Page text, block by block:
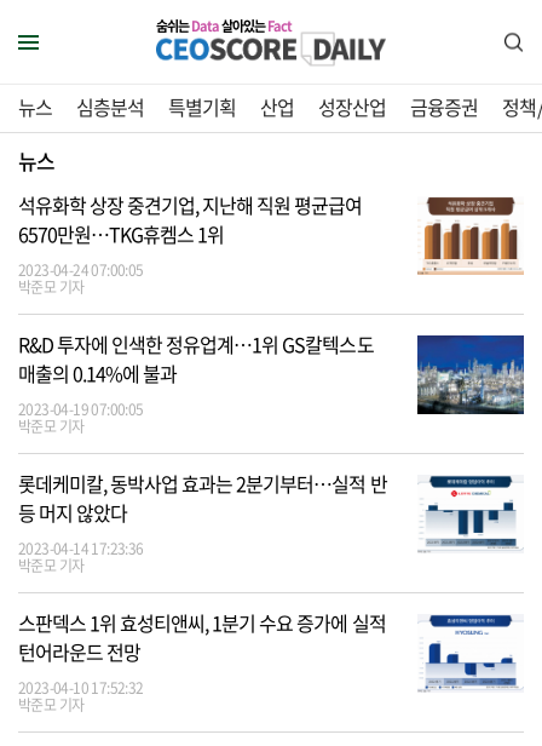
숨쉬는Data살아있는Fact
뉴스 심층분석 특별기획 산업 성장산업 금융증권 정
뉴스
석유화학 상장 중견기업, 지난해 직원 평균급여
6570만원…TKG휴켐스 1위
2023-04-24 07:00:05
박준모 기자
R&D 투자에 인색한 정유업계…1위 GS칼텍스도
매출의 0.14%에 불과
2023-04-19 07:00:05
박준모 기자
롯데케미칼, 동박사업 효과는 2분기부터…실적 반
등 머지 않았다
2023-04-14 17:23:36
박준모 기자
스판덱스 1위 효성티앤씨, 1분기 수요 증가에 실적
턴어라운드 전망
2023-04-10 17:52:32
박준모 기자